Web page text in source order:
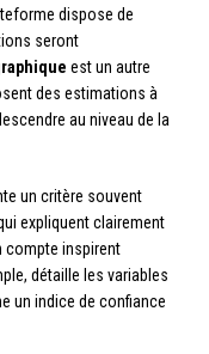
dispose de
seront
est un autre
des estimations à
au niveau de la
un critère souvent
expliquent clairement
compte inspirent
détaille les variables
un indice de confiance